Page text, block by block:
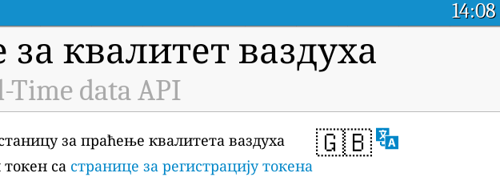
14:08
квалитет ваздуха
Time data API
🇬🇧
за праћење квалитета ваздуха
са странице за регистрацију токена